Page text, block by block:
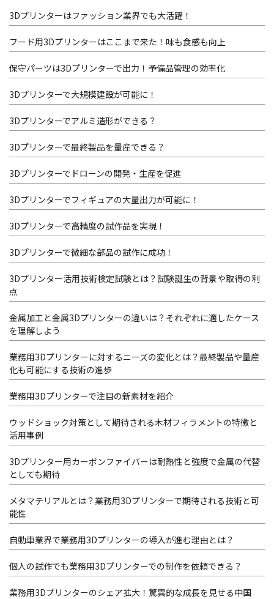
3Dプリンターはファッション業界でも大活躍！
フード用3Dプリンターはここまで来た！味も食感も向上
保守パーツは3Dプリンターで出力！予備品管理の効率化
3Dプリンターで大規模建設が可能に！
3Dプリンターでアルミ造形ができる？
3Dプリンターで最終製品を量産できる？
3Dプリンターでドローンの開発・生産を促進
3Dプリンターでフィギュアの大量出力が可能に！
3Dプリンターで高精度の試作品を実現！
3Dプリンターで微細な部品の試作に成功！
3Dプリンター活用技術検定試験とは？試験誕生の背景や取得の利
点
金属加工と金属3Dプリンターの違いは？それぞれに適したケース
を理解しよう
業務用3Dプリンターに対するニーズの変化とは？最終製品や量産
化も可能にする技術の進歩
業務用3Dプリンターで注目の新素材を紹介
ウッドショック対策として期待される木材フィラメントの特徴と
活用事例
3Dプリンター用カーボンファイバーは耐熱性と強度で金属の代替
としても期待
メタマテリアルとは？業務用3Dプリンターで期待される技術と可
能性
自動車業界で業務用3Dプリンターの導入が進む理由とは？
個人の試作でも業務用3Dプリンターでの制作を依頼できる？
業務用3Dプリンターのシェア拡大！驚異的な成長を見せる中国